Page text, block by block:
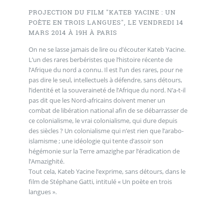
PROJECTION DU FILM "KATEB YACINE : UN
POÈTE EN TROIS LANGUES", LE VENDREDI 14
MARS 2014 À 19H À PARIS
On ne se lasse jamais de lire ou d’écouter Kateb Yacine.
L’un des rares berbéristes que l’histoire récente de
l’Afrique du nord a connu. Il est l’un des rares, pour ne
pas dire le seul, intellectuels à défendre, sans détours,
l’identité et la souveraineté de l’Afrique du nord. N’a-t-il
pas dit que les Nord-africains doivent mener un
combat de libération national afin de se débarrasser de
ce colonialisme, le vrai colonialisme, qui dure depuis
des siècles ? Un colonialisme qui n’est rien que l’arabo-
islamisme ; une idéologie qui tente d’assoir son
hégémonie sur la Terre amazighe par l’éradication de
l’Amazighité.
Tout cela, Kateb Yacine l’exprime, sans détours, dans le
film de Stéphane Gatti, intitulé « Un poète en trois
langues ».